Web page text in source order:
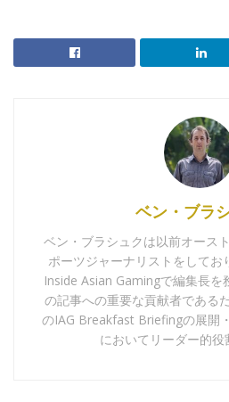
ベン・ブラ
ベン・ブラシュクは以前オース
ポーツジャーナリストをしてお
Inside Asian Gamingで編集長を
の記事への重要な貢献者である
のIAG Breakfast Briefingの展開
においてリーダー的役